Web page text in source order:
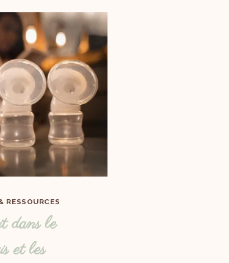
RESSOURCES
dans le
et les